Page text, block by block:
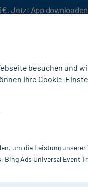
Jetzt App downloaden
Mindestbestellwert!
besuchen und
Ihre Cookie-
um die Leistung unserer
Bing Ads Universal Event